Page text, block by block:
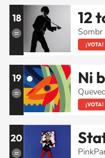
18 12
Sombr
¡VOTA!
19 Ni
¡VOTA!
20